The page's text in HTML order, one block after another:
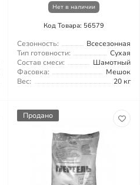
Нет в наличии
Код Товара: 56579
Сезонность:
Всесезонная
Тип готовности:
Сухая
Состав смеси:
Шамотный
Фасовка:
Мешок
Вес:
20 кг
Продано